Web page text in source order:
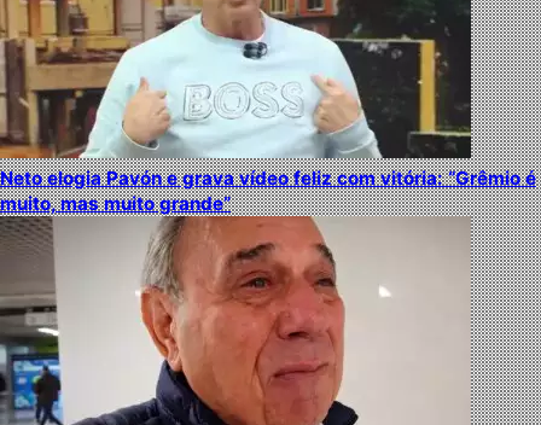
Neto elogia Pavón e grava vídeo feliz com vitória: “Grêmio é
muito, mas muito grande”